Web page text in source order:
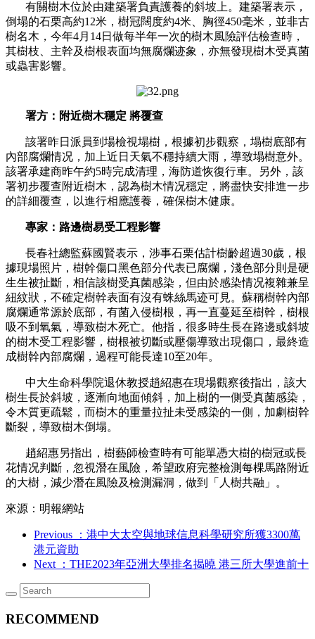
有關樹木位於由建築署負責護養的斜坡上。建築署表示，
倒塌的石栗高約12米，樹冠闊度約4米、胸徑450毫米，並非古
樹名木，今年4月14日做每半年一次的樹木風險評估檢查時，
其樹枝、主幹及樹根表面均無腐爛迹象，亦無發現樹木受真菌
或蟲害影響。
署方：附近樹木穩定 將覆查
該署昨日派員到場檢視塌樹，根據初步觀察，塌樹底部有
內部腐爛情况，加上近日天氣不穩持續大雨，導致塌樹意外。
該署承建商昨午約5時完成清理，海防道恢復行車。另外，該
署初步覆查附近樹木，認為樹木情况穩定，將盡快安排進一步
的詳細覆查，以進行相應護養，確保樹木健康。
專家：路邊樹易受工程影響
長春社總監蘇國賢表示，涉事石栗估計樹齡超過30歲，根
據現場照片，樹幹傷口黑色部分代表已腐爛，淺色部分則是硬
生生被扯斷，相信該樹受真菌感染，但由於感染情况複雜兼呈
紐紋狀，不確定樹幹表面有沒有蛛絲馬迹可見。蘇稱樹幹內部
腐爛通常源於底部，有菌入侵樹根，再一直蔓延至樹幹，樹根
吸不到氧氣，導致樹木死亡。他指，很多時生長在路邊或斜坡
的樹木受工程影響，樹根被切斷或壓傷導致出現傷口，最終造
成樹幹內部腐爛，過程可能長達10至20年。
中大生命科學院退休教授趙紹惠在現場觀察後指出，該大
樹生長於斜坡，逐漸向地面傾斜，加上樹的一側受真菌感染，
令木質更疏鬆，而樹木的重量拉扯未受感染的一側，加劇樹幹
斷裂，導致樹木倒塌。
趙紹惠另指出，樹藝師檢查時有可能單憑大樹的樹冠或長
花情况判斷，忽視潛在風險，希望政府完整檢測每棵馬路附近
的大樹，減少潛在風險及檢測漏洞，做到「人樹共融」。
來源：明報網站
Previous
：港中大太空與地球信息科學研究所獲3300萬
港元資助
Next
：THE2023年亞洲大學排名揭曉 港三所大學進前十
RECOMMEND